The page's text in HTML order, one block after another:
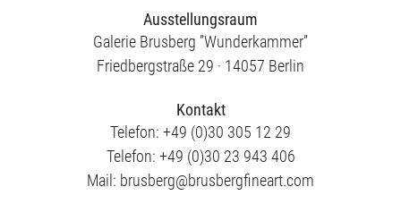
Ausstellungsraum
Galerie Brusberg ”Wunderkammer”
Friedbergstraße 29 · 14057 Berlin
Kontakt
Telefon: +49 (0)30 305 12 29
Telefon: +49 (0)30 23 943 406
Mail: brusberg@brusbergfineart.com